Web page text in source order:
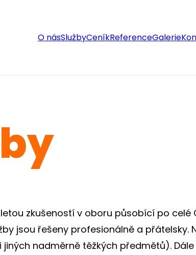
O násSlužbyCeníkReferenceGalerie
zkušeností v oboru působící po celé
jsou řešeny profesionálně a přátelsky.
nadměrně těžkých předmětů).